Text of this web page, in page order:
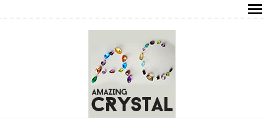
ÍRÁSOK
ÁSVÁNYOK HATÁSAI